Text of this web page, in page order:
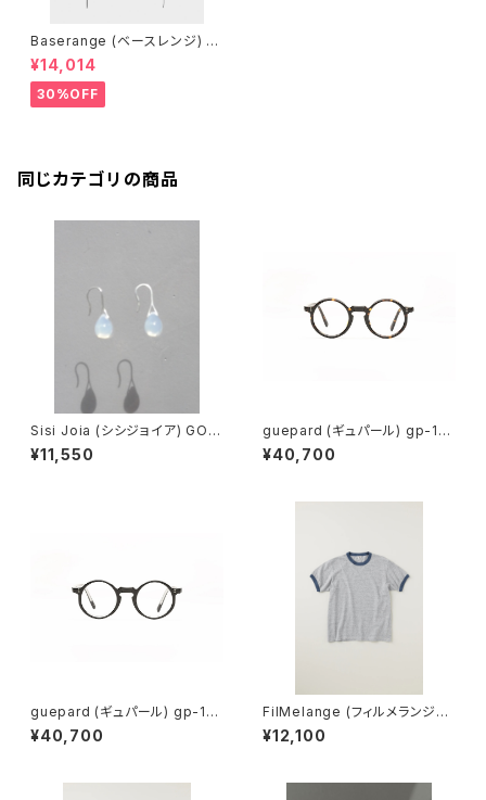
Baserange (ベースレンジ) D
ECTI LONG SLEEVE TOP (B
LACK)
¥14,014
30%OFF
同じカテゴリの商品
Sisi Joia (シシジョイア) GOT
A Mini earrings (Opaline w
hite)
¥11,550
guepard (ギュパール) gp-11
ecaille (clear lens) メガネ
¥40,700
guepard (ギュパール) gp-11
noir cristal (clear lens) メガ
ネ
¥40,700
FilMelange (フィルメランジェ)
EMMA / エマ VINTAGE TENJ
IKU (champione melange)
¥12,100